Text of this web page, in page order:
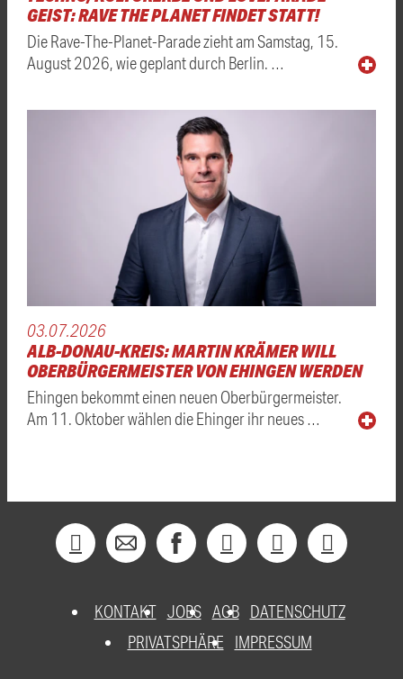
GEIST: RAVE THE PLANET FINDET STATT!
Die Rave-The-Planet-Parade zieht am Samstag, 15.
August 2026, wie geplant durch Berlin. …
03.07.2026
ALB-DONAU-KREIS: MARTIN KRÄMER WILL
OBERBÜRGERMEISTER VON EHINGEN WERDEN
Ehingen bekommt einen neuen Oberbürgermeister.
Am 11. Oktober wählen die Ehinger ihr neues …
KONTAKT JOBS AGB DATENSCHUTZ
PRIVATSPHÄRE
IMPRESSUM